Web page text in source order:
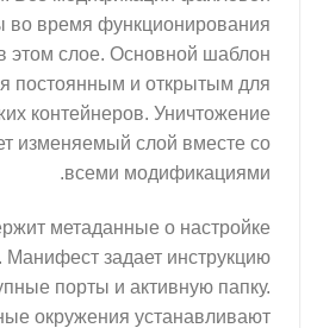
во время функционирования
этом слое. Основной шаблон
постоянным и открытым для
контейнеров. Уничтожение
изменяемый слой вместе со
всеми модификациями.
метаданные о настройке
задает инструкцию
порты и активную папку.
окружения устанавливают